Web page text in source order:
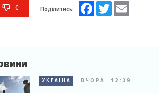
0 Поділитись: FacebookTwitter
УКРАЇНА ВЧОРА, 12:39